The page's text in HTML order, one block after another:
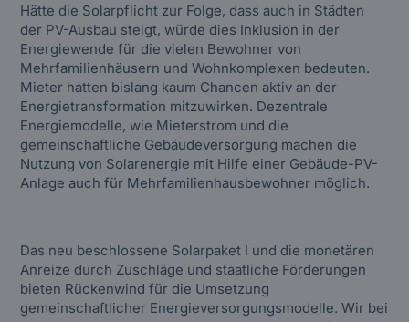
Hätte die Solarpflicht zur Folge, dass auch in Städten
der PV-Ausbau steigt, würde dies Inklusion in der
Energiewende für die vielen Bewohner von
Mehrfamilienhäusern und Wohnkomplexen bedeuten.
Mieter hatten bislang kaum Chancen aktiv an der
Energietransformation mitzuwirken. Dezentrale
Energiemodelle, wie Mieterstrom und die
gemeinschaftliche Gebäudeversorgung machen die
Nutzung von Solarenergie mit Hilfe einer Gebäude-PV-
Anlage auch für Mehrfamilienhausbewohner möglich.
Das neu beschlossene Solarpaket I und die monetären
Anreize durch Zuschläge und staatliche Förderungen
bieten Rückenwind für die Umsetzung
gemeinschaftlicher Energieversorgungsmodelle. Wir bei